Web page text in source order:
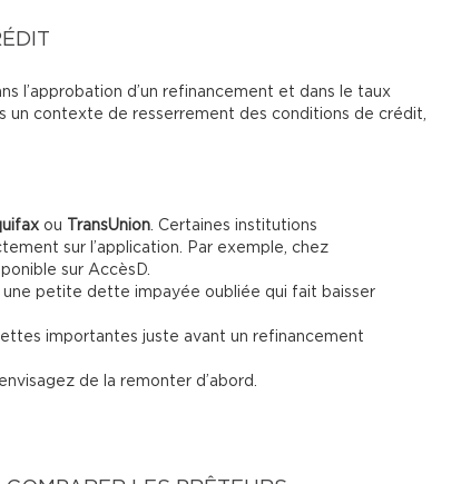
l’approbation d’un refinancement et dans le taux
un contexte de resserrement des conditions de crédit,
ou TransUnion . Certaines institutions
sur l’application. Par exemple, chez
sur AccèsD.
petite dette impayée oubliée qui fait baisser
importantes juste avant un refinancement
de la remonter d’abord.